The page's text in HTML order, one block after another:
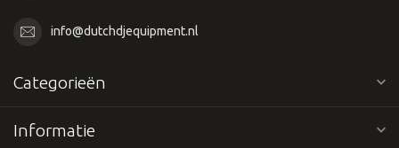
info@dutchdjequipment.nl
Categorieën
Informatie